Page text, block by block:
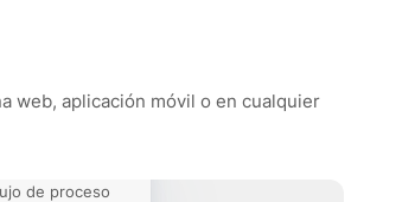
web, aplicación móvil o en cualquier
de proceso